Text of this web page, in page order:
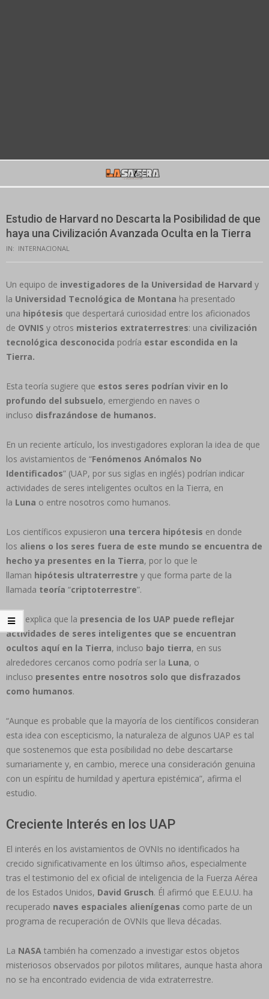
Estudio de Harvard no Descarta la Posibilidad de que
haya una Civilización Avanzada Oculta en la Tierra
IN: INTERNACIONAL
Un equipo de investigadores de la Universidad de Harvard y
la Universidad Tecnológica de Montana ha presentado
una hipótesis que despertará curiosidad entre los aficionados
de OVNIS y otros misterios extraterrestres: una civilización
tecnológica desconocida podría estar escondida en la
Tierra.
Esta teoría sugiere que estos seres podrían vivir en lo
profundo del subsuelo, emergiendo en naves o
incluso disfrazándose de humanos.
En un reciente artículo, los investigadores exploran la idea de que
los avistamientos de “Fenómenos Anómalos No
Identificados” (UAP, por sus siglas en inglés) podrían indicar
actividades de seres inteligentes ocultos en la Tierra, en
la Luna o entre nosotros como humanos.
Los científicos expusieron una tercera hipótesis en donde
los aliens o los seres fuera de este mundo se encuentra de
hecho ya presentes en la Tierra, por lo que le
llaman hipótesis ultraterrestre y que forma parte de la
llamada teoría “criptoterrestre”.
Esta explica que la presencia de los UAP puede reflejar
actividades de seres inteligentes que se encuentran
ocultos aquí en la Tierra, incluso bajo tierra, en sus
alrededores cercanos como podría ser la Luna, o
incluso presentes entre nosotros solo que disfrazados
como humanos.
“Aunque es probable que la mayoría de los científicos consideran
esta idea con escepticismo, la naturaleza de algunos UAP es tal
que sostenemos que esta posibilidad no debe descartarse
sumariamente y, en cambio, merece una consideración genuina
con un espíritu de humildad y apertura epistémica”, afirma el
estudio.
Creciente Interés en los UAP
El interés en los avistamientos de OVNIs no identificados ha
crecido significativamente en los últimso años, especialmente
tras el testimonio del ex oficial de inteligencia de la Fuerza Aérea
de los Estados Unidos, David Grusch. Él afirmó que E.E.U.U. ha
recuperado naves espaciales alienígenas como parte de un
programa de recuperación de OVNIs que lleva décadas.
La NASA también ha comenzado a investigar estos objetos
misteriosos observados por pilotos militares, aunque hasta ahora
no se ha encontrado evidencia de vida extraterrestre.